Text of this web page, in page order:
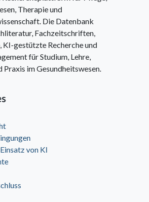
Therapie und
Die Datenbank
Fachzeitschriften,
KI-gestützte Recherche und
für Studium, Lehre,
Praxis im Gesundheitswesen.
von KI